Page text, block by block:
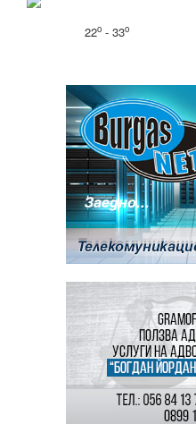
22o- 33o